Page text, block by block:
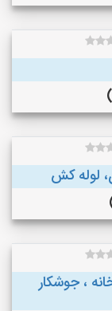
لوله کش
، جوشکار